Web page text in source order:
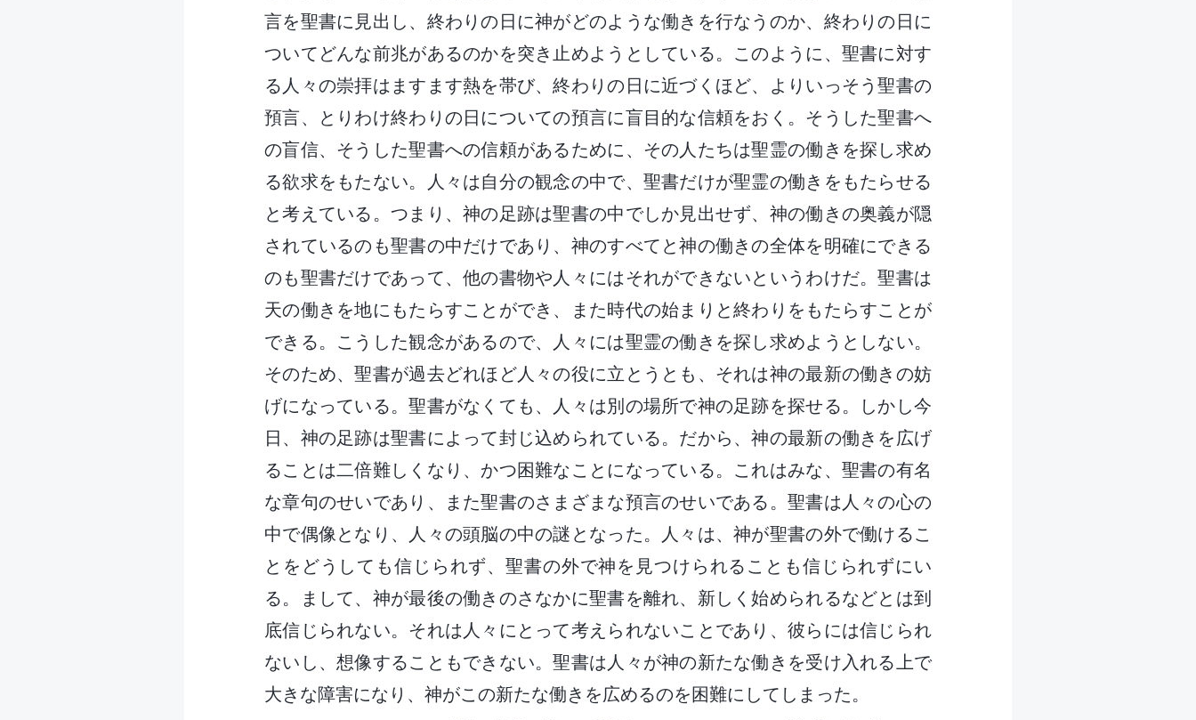
言を聖書に見出し、終わりの日に神がどのような働きを行なうのか、終わりの日に
ついてどんな前兆があるのかを突き止めようとしている。このように、聖書に対す
る人々の崇拝はますます熱を帯び、終わりの日に近づくほど、よりいっそう聖書の
預言、とりわけ終わりの日についての預言に盲目的な信頼をおく。そうした聖書へ
の盲信、そうした聖書への信頼があるために、その人たちは聖霊の働きを探し求め
る欲求をもたない。人々は自分の観念の中で、聖書だけが聖霊の働きをもたらせる
と考えている。つまり、神の足跡は聖書の中でしか見出せず、神の働きの奥義が隠
されているのも聖書の中だけであり、神のすべてと神の働きの全体を明確にできる
のも聖書だけであって、他の書物や人々にはそれができないというわけだ。聖書は
天の働きを地にもたらすことができ、また時代の始まりと終わりをもたらすことが
できる。こうした観念があるので、人々には聖霊の働きを探し求めようとしない。
そのため、聖書が過去どれほど人々の役に立とうとも、それは神の最新の働きの妨
げになっている。聖書がなくても、人々は別の場所で神の足跡を探せる。しかし今
日、神の足跡は聖書によって封じ込められている。だから、神の最新の働きを広げ
ることは二倍難しくなり、かつ困難なことになっている。これはみな、聖書の有名
な章句のせいであり、また聖書のさまざまな預言のせいである。聖書は人々の心の
中で偶像となり、人々の頭脳の中の謎となった。人々は、神が聖書の外で働けるこ
とをどうしても信じられず、聖書の外で神を見つけられることも信じられずにい
る。まして、神が最後の働きのさなかに聖書を離れ、新しく始められるなどとは到
底信じられない。それは人々にとって考えられないことであり、彼らには信じられ
ないし、想像することもできない。聖書は人々が神の新たな働きを受け入れる上で
大きな障害になり、神がこの新たな働きを広めるのを困難にしてしまった。